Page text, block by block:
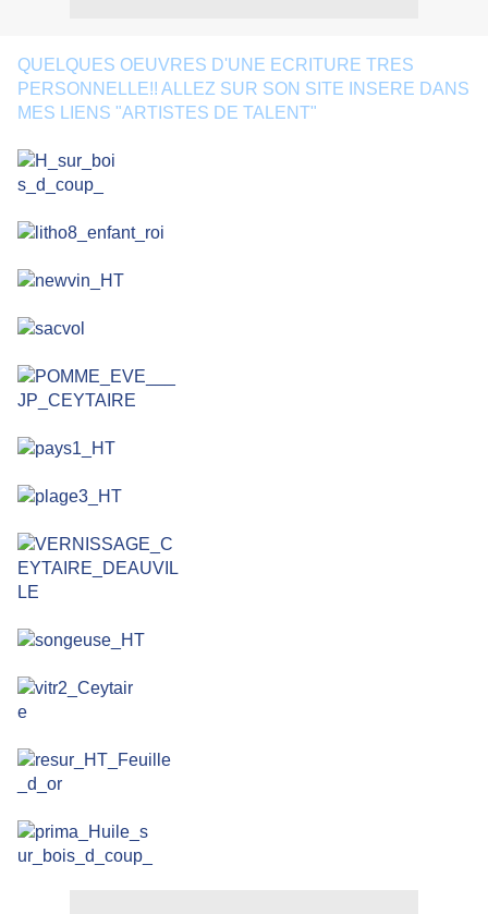
QUELQUES OEUVRES D'UNE ECRITURE TRES
PERSONNELLE!! ALLEZ SUR SON SITE INSERE DANS
MES LIENS "ARTISTES DE TALENT"